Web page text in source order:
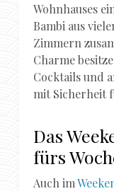
Wohnhauses
Bambi aus
Zimmern
Charme
Cocktails und
mit Sicherheit
Das
fürs
Auch im